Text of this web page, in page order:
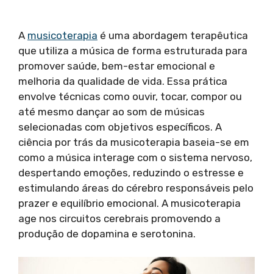
A musicoterapia é uma abordagem terapêutica
que utiliza a música de forma estruturada para
promover saúde, bem-estar emocional e
melhoria da qualidade de vida. Essa prática
envolve técnicas como ouvir, tocar, compor ou
até mesmo dançar ao som de músicas
selecionadas com objetivos específicos. A
ciência por trás da musicoterapia baseia-se em
como a música interage com o sistema nervoso,
despertando emoções, reduzindo o estresse e
estimulando áreas do cérebro responsáveis pelo
prazer e equilíbrio emocional. A musicoterapia
age nos circuitos cerebrais promovendo a
produção de dopamina e serotonina.